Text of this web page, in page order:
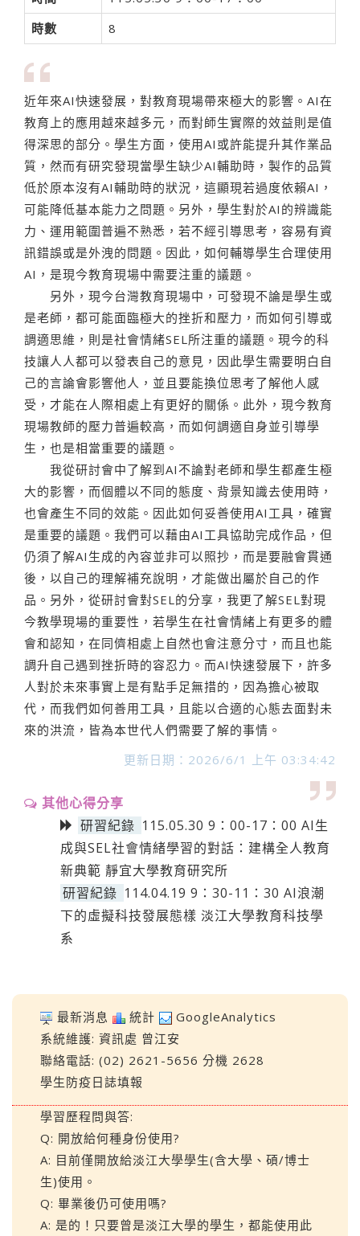
時數
8
近年來AI快速發展，對教育現場帶來極大的影響。AI在
教育上的應用越來越多元，而對師生實際的效益則是值
得深思的部分。學生方面，使用AI或許能提升其作業品
質，然而有研究發現當學生缺少AI輔助時，製作的品質
低於原本沒有AI輔助時的狀況，這顯現若過度依賴AI，
可能降低基本能力之問題。另外，學生對於AI的辨識能
力、運用範圍普遍不熟悉，若不經引導思考，容易有資
訊錯誤或是外洩的問題。因此，如何輔導學生合理使用
AI，是現今教育現場中需要注重的議題。
另外，現今台灣教育現場中，可發現不論是學生或
是老師，都可能面臨極大的挫折和壓力，而如何引導或
調適思維，則是社會情緒SEL所注重的議題。現今的科
技讓人人都可以發表自己的意見，因此學生需要明白自
己的言論會影響他人，並且要能換位思考了解他人感
受，才能在人際相處上有更好的關係。此外，現今教育
現場教師的壓力普遍較高，而如何調適自身並引導學
生，也是相當重要的議題。
我從研討會中了解到AI不論對老師和學生都產生極
大的影響，而個體以不同的態度、背景知識去使用時，
也會產生不同的效能。因此如何妥善使用AI工具，確實
是重要的議題。我們可以藉由AI工具協助完成作品，但
仍須了解AI生成的內容並非可以照抄，而是要融會貫通
後，以自己的理解補充說明，才能做出屬於自己的作
品。另外，從研討會對SEL的分享，我更了解SEL對現
今教學現場的重要性，若學生在社會情緒上有更多的體
會和認知，在同儕相處上自然也會注意分寸，而且也能
調升自己遇到挫折時的容忍力。而AI快速發展下，許多
人對於未來事實上是有點手足無措的，因為擔心被取
代，而我們如何善用工具，且能以合適的心態去面對未
來的洪流，皆為本世代人們需要了解的事情。
更新日期：2026/6/1 上午 03:34:42
其他心得分享
研習紀錄 115.05.30 9：00-17：00 AI生
成與SEL社會情緒學習的對話：建構全人教育
新典範 靜宜大學教育研究所
研習紀錄 114.04.19 9：30-11：30 AI浪潮
下的虛擬科技發展態樣 淡江大學教育科技學
系
最新消息 統計
GoogleAnalytics
系統維護: 資訊處 曾江安
聯絡電話: (02) 2621-5656 分機 2628
學生防疫日誌填報
學習歷程問與答:
Q: 開放給何種身份使用?
A: 目前僅開放給淡江大學學生(含大學、碩/博士
生)使用。
Q: 畢業後仍可使用嗎?
A: 是的！只要曾是淡江大學的學生，都能使用此